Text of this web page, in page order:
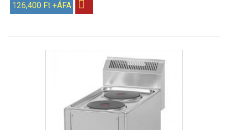
126,400 Ft +ÁFA